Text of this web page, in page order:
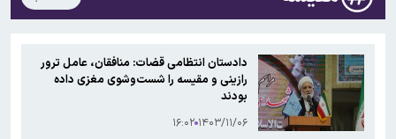
بوگاتی سفارشی با نام «دِستِریِر» معرفی شد / W۱۶ هنوز نفس می‌کشد /
یافته جدید: سرعت گرمایش جهانی در یک دهه گذشته تقریباً دو برابر
شده است
جزئیات جدید افزایش سنوات بازنشستگی/ چه کسانی باید بیشتر کار کنند و
چه افرادی معاف هستند؟
دادستان انتظامی قضات: منافقان، عامل ترور
رازینی و مقیسه را شست‌وشوی مغزی داده
بودند
۱۴۰۳/۱۱/۰۶ ۱۶:۰۲